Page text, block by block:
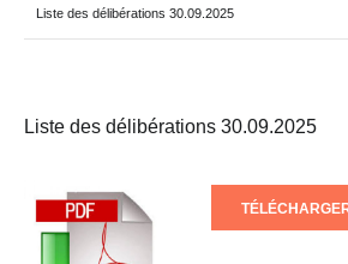
Liste des délibérations 30.09.2025
Liste des délibérations 30.09.2025